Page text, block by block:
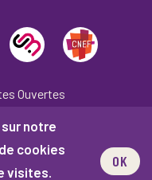
notre
cookies
visites.
OK
Ouvertes
légales